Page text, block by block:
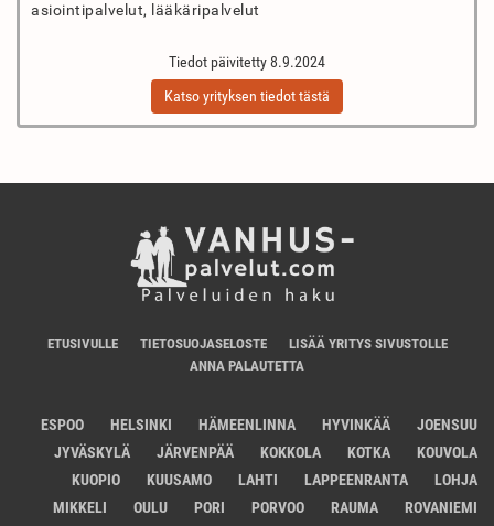
asiointipalvelut, lääkäripalvelut
Tiedot päivitetty 8.9.2024
Katso yrityksen tiedot tästä
ETUSIVULLE TIETOSUOJASELOSTE
LISÄÄ YRITYS SIVUSTOLLE
ANNA PALAUTETTA
ESPOO HELSINKI HÄMEENLINNA HYVINKÄÄ
JOENSUU
JYVÄSKYLÄ
JÄRVENPÄÄ KOKKOLA KOTKA
KOUVOLA
KUOPIO
KUUSAMO LAHTI LAPPEENRANTA
LOHJA
MIKKELI
OULU PORI PORVOO RAUMA ROVANIEMI